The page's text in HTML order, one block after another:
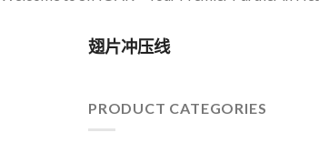
翅片冲压线
PRODUCT CATEGORIES